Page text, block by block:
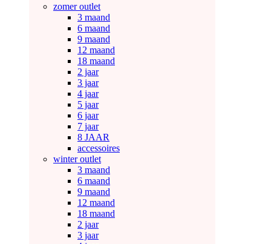
zomer outlet
3 maand
6 maand
9 maand
12 maand
18 maand
2 jaar
3 jaar
4 jaar
5 jaar
6 jaar
7 jaar
8 JAAR
accessoires
winter outlet
3 maand
6 maand
9 maand
12 maand
18 maand
2 jaar
3 jaar